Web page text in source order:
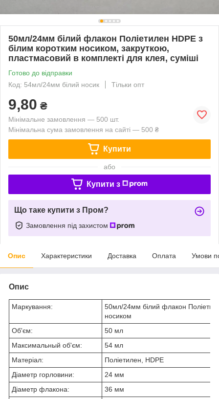
50мл/24мм білий флакон Поліетилен HDPE з
білим коротким носиком, закруткою,
пластмасовий в комплекті для клея, суміші
Готово до відправки
Код: 54мл/24мм білий носик
Тільки опт
9,80 ₴
Мінімальне замовлення — 500 шт.
Мінімальна сума замовлення на сайті — 500 ₴
Купити
або
Купити з
Що таке купити з Пром?
Замовлення під захистом
Опис Характеристики Доставка Оплата Умови
Опис
Маркування:
50мл/24мм білий флакон
носиком
Об'єм:
50 мл
Максимальный об'єм:
54 мл
Матеріал:
Поліетилен, HDPE
Діаметр горловини:
24 мм
Діаметр флакона:
36 мм